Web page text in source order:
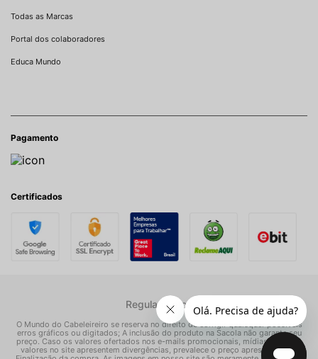
Todas as Marcas
Portal dos colaboradores
Educa Mundo
Pagamento
Certificados
Regulamentos
O Mundo do Cabeleireiro se reserva no direito de corrigir quaisquer possíveis
erros gráficos ou digitados; A inclusão do produto na Sacola não garante seu
preço. Caso os valores ofertados nos e-mails promocionais, mídias sociais e
valores no site apresentem divergências, prevalece o preço apresentado na